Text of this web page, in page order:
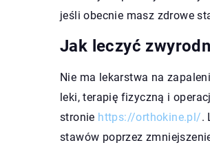
jeśli obecnie masz zdrowe
Jak leczyć
Nie ma lekarstwa na
leki, terapię fizyczną i
stronie https://orthokine.pl/.
stawów poprzez